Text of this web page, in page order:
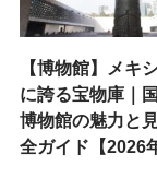
【博物館】メキ
に誇る宝物庫｜
博物館の魅力と
全ガイド【2026